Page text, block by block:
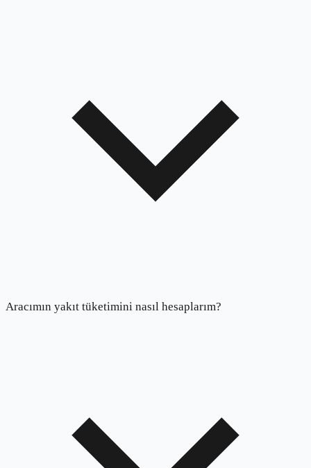
Aracımın yakıt tüketimini nasıl hesaplarım?